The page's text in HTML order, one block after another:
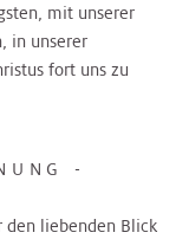
mit unserer
in unserer
fort uns zu
-
den liebenden Blick